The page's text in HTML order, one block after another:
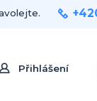
Přihlášení